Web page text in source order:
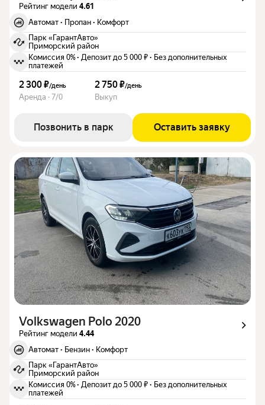
Рейтинг модели 4.61
Автомат · Пропан · Комфорт
Парк «ГарантАвто»
Приморский район
Комиссия 0%· Депозит до 5 000 ₽ · Без дополнительных
платежей
2 300 ₽/день
Аренда · 7/0
2 750 ₽/день
Выкуп
Позвонить в парк Оставить заявку
Volkswagen Polo 2020
Рейтинг модели 4.44
Автомат · Бензин · Комфорт
Парк «ГарантАвто»
Приморский район
Комиссия 0%· Депозит до 5 000 ₽ · Без дополнительных
платежей